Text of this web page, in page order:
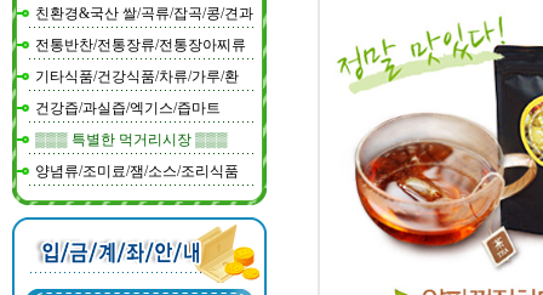
친환경&국산 쌀/곡류/잡곡/콩/견과
전통반찬/전통장류/전통장아찌류
기타식품/건강식품/차류/가루/환
건강즙/과실즙/엑기스/즙마트
▒▒▒ 특별한 먹거리시장 ▒▒▒
양념류/조미료/잼/소스/조리식품